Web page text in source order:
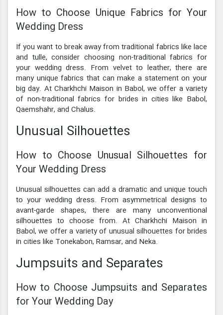
How to Choose Unique Fabrics for Your
Wedding Dress
If you want to break away from traditional fabrics like lace
and tulle, consider choosing non-traditional fabrics for
your wedding dress. From velvet to leather, there are
many unique fabrics that can make a statement on your
big day. At Charkhchi Maison in Babol, we offer a variety
of non-traditional fabrics for brides in cities like Babol,
Qaemshahr, and Chalus.
Unusual Silhouettes
How to Choose Unusual Silhouettes for
Your Wedding Dress
Unusual silhouettes can add a dramatic and unique touch
to your wedding dress. From asymmetrical designs to
avant-garde shapes, there are many unconventional
silhouettes to choose from. At Charkhchi Maison in
Babol, we offer a variety of unusual silhouettes for brides
in cities like Tonekabon, Ramsar, and Neka.
Jumpsuits and Separates
How to Choose Jumpsuits and Separates
for Your Wedding Day